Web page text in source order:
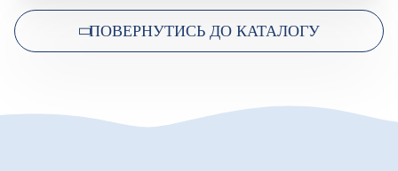
ПОВЕРНУТИСЬ ДО КАТАЛОГУ